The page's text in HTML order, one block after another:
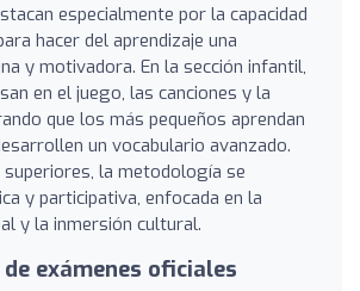
especialmente por la capacidad
hacer del aprendizaje una
y motivadora. En la sección infantil,
en el juego, las canciones y la
que los más pequeños aprendan
un vocabulario avanzado.
la metodología se
y participativa, enfocada en la
y la inmersión cultural.
exámenes oficiales